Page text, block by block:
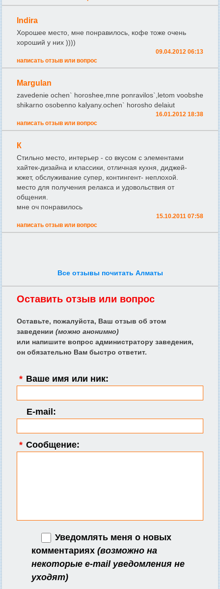
Indira
Хорошее место, мне понравилось, кофе тоже очень
хороший у них ))))
09.04.2012 06:13
написать отзыв или вопрос
Margulan
zavedenie ochen` horoshee,mne ponravilos`,letom voobshe
shikarno osobenno kalyany.ochen` horosho delaiut
16.01.2012 18:38
написать отзыв или вопрос
К
Cтильно место, интерьер - со вкусом с элементами
хайтек-дизайна и классики, отличная кухня, диджей-
жжет, обслуживание супер, контингент- неплохой.
место для получения релакса и удовольствия от
общения.
мне оч понравилось
15.10.2011 07:58
написать отзыв или вопрос
Все отзывы почитать Алматы
Оставить отзыв или вопрос
Оставьте, пожалуйста, Ваш отзыв об этом
заведении (можно анонимно)
или напишите вопрос администратору заведения,
он обязательно Вам быстро ответит.
* Ваше имя или ник:
E-mail:
* Сообщение:
Уведомлять меня о новых
комментариях (возможно на
некоторые e-mail уведомления не
уходят)